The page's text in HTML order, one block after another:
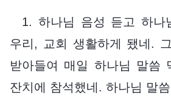
1. 하나님 음성 듣고 하나
우리, 교회 생활하게 됐네.
받아들여 매일 하나님 말씀
잔치에 참석했네. 하나님 말